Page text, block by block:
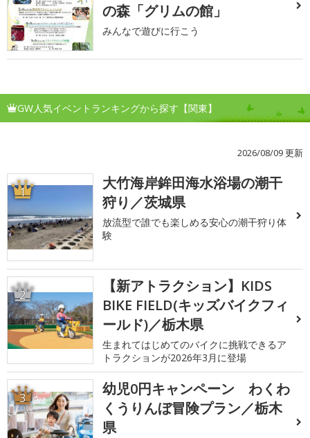
の森「グリムの館」
みんなで遊びに行こう
GW人気イベントランキングから探す【関東】
2026/08/09 更新
1
大竹海岸鉾田海水浴場の潮干
狩り／茨城県
放流型で誰でも楽しめる安心の潮干狩り体
験
2
【新アトラクション】KIDS
BIKE FIELD(キッズバイクフィ
ールド)／栃木県
生まれてはじめてのバイクに挑戦できるア
トラクションが2026年3月に登場
3
幼児0円キャンペーン わくわ
くうりんぼ冒険プラン／栃木
県